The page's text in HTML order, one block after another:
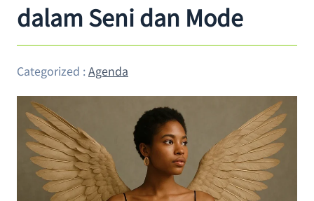
dalam Seni dan Mode
Categorized :Agenda